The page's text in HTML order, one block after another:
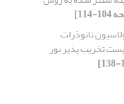
نانوذرات
تخریب پذیر بور